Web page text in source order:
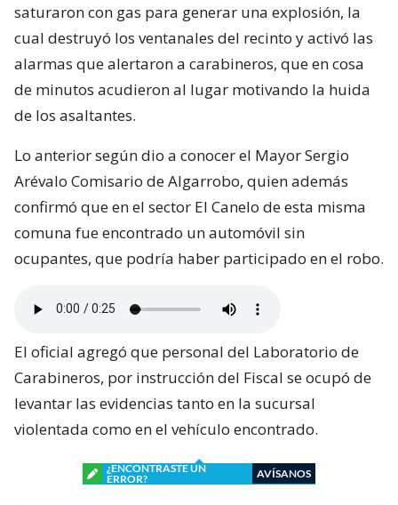
saturaron con gas para generar una explosión, la
cual destruyó los ventanales del recinto y activó las
alarmas que alertaron a carabineros, que en cosa
de minutos acudieron al lugar motivando la huida
de los asaltantes.
Lo anterior según dio a conocer el Mayor Sergio
Arévalo Comisario de Algarrobo, quien además
confirmó que en el sector El Canelo de esta misma
comuna fue encontrado un automóvil sin
ocupantes, que podría haber participado en el robo.
El oficial agregó que personal del Laboratorio de
Carabineros, por instrucción del Fiscal se ocupó de
levantar las evidencias tanto en la sucursal
violentada como en el vehículo encontrado.
¿ENCONTRASTE UN
ERROR?
AVÍSANOS